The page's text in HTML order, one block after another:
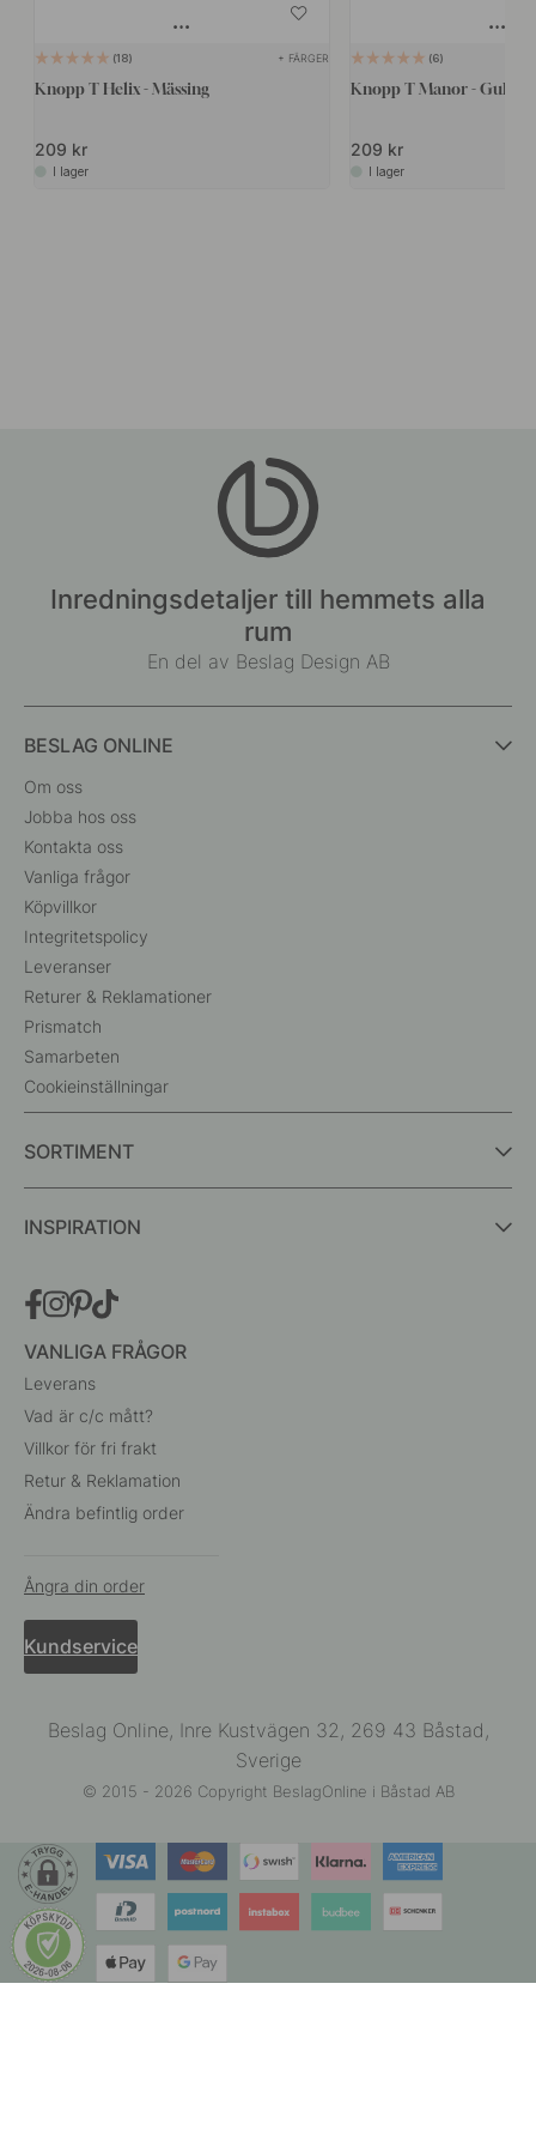
18 + FÄRGER
Knopp T Helix - Mässing
209 kr
I lager
6
Knopp T Manor - Guld
209 kr
I lager
Inredningsdetaljer till hemmets alla
rum
En del av Beslag Design AB
BESLAG ONLINE
Om oss
Jobba hos oss
Kontakta oss
Vanliga frågor
Köpvillkor
Integritetspolicy
Leveranser
Returer & Reklamationer
Prismatch
Samarbeten
Cookieinställningar
SORTIMENT
INSPIRATION
VANLIGA FRÅGOR
Leverans
Vad är c/c mått?
Villkor för fri frakt
Retur & Reklamation
Ändra befintlig order
Ångra din order
Kundservice
Beslag Online, Inre Kustvägen 32, 269 43 Båstad,
Sverige
© 2015 - 2026 Copyright BeslagOnline i Båstad AB